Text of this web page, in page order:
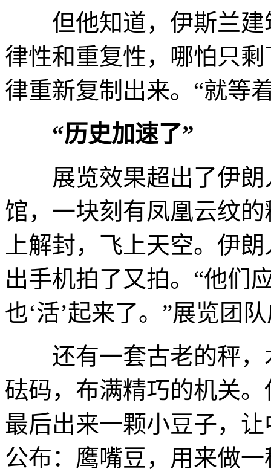
但他知道，伊斯兰建
律性和重复性，哪怕只
律重新复制出来。“就等
“历史加速了”
展览效果超出了伊朗
馆，一块刻有凤凰云纹
上解封，飞上天空。伊
出手机拍了又拍。“他们
也‘活’起来了。”展览团
还有一套古老的秤，
砝码，布满精巧的机关
最后出来一颗小豆子，
公布：鹰嘴豆，用来做一